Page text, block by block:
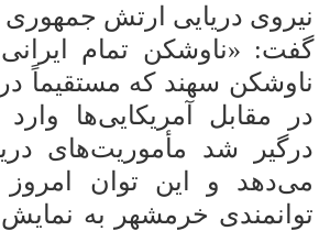
نیروی دریایی ارتش جمهوری
گفت: «ناوشکن تمام
ناوشکن سهند که مستقیماً
در مقابل آمریکایی‌ها
درگیر شد مأموریت‌های
می‌دهد و این توان امروز
توانمندی خرمشهر به